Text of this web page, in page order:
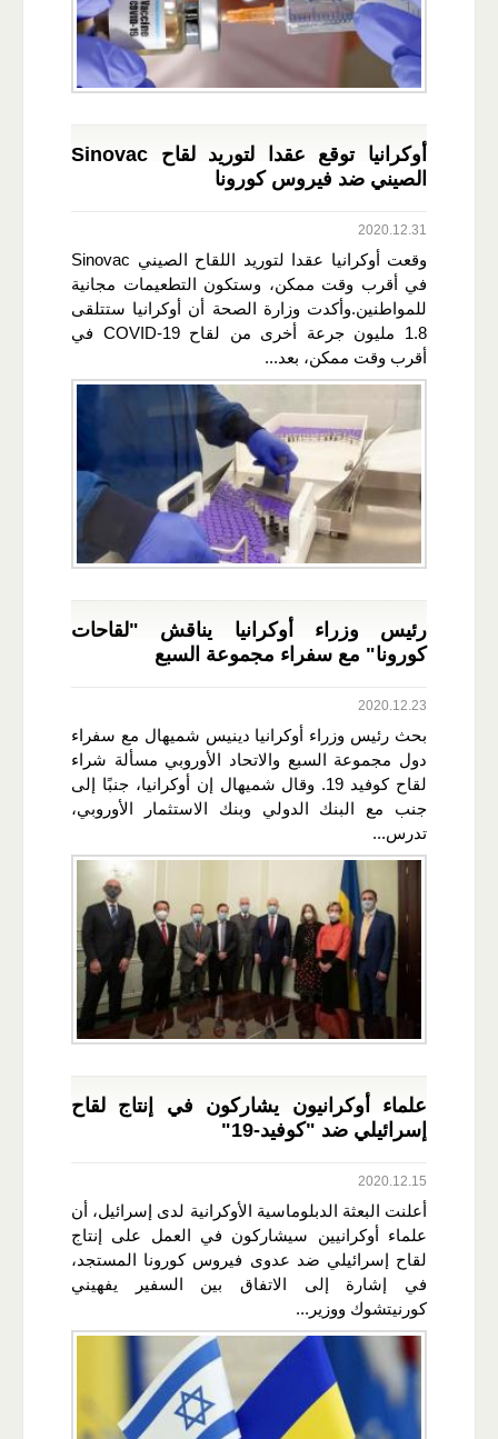
أوكرانيا توقع عقدا لتوريد لقاح Sinovac
الصيني ضد فيروس كورونا
2020.12.31
وقعت أوكرانيا عقدا لتوريد اللقاح الصيني Sinovac
في أقرب وقت ممكن، وستكون التطعيمات مجانية
للمواطنين.وأكدت وزارة الصحة أن أوكرانيا ستتلقى
1.8 مليون جرعة أخرى من لقاح COVID-19 في
أقرب وقت ممكن، بعد...
رئيس وزراء أوكرانيا يناقش "لقاحات
كورونا" مع سفراء مجموعة السبع
2020.12.23
بحث رئيس وزراء أوكرانيا دينيس شميهال مع سفراء
دول مجموعة السبع والاتحاد الأوروبي مسألة شراء
لقاح كوفيد 19. وقال شميهال إن أوكرانيا، جنبًا إلى
جنب مع البنك الدولي وبنك الاستثمار الأوروبي،
تدرس...
علماء أوكرانيون يشاركون في إنتاج لقاح
إسرائيلي ضد "كوفيد-19"
2020.12.15
أعلنت البعثة الدبلوماسية الأوكرانية لدى إسرائيل، أن
علماء أوكرانيين سيشاركون في العمل على إنتاج
لقاح إسرائيلي ضد عدوى فيروس كورونا المستجد،
في إشارة إلى الاتفاق بين السفير يفهيني
كورنيتشوك ووزير...